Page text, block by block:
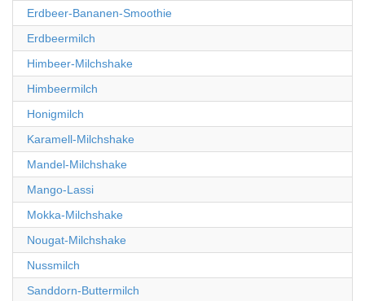
Erdbeer-Bananen-Smoothie
Erdbeermilch
Himbeer-Milchshake
Himbeermilch
Honigmilch
Karamell-Milchshake
Mandel-Milchshake
Mango-Lassi
Mokka-Milchshake
Nougat-Milchshake
Nussmilch
Sanddorn-Buttermilch